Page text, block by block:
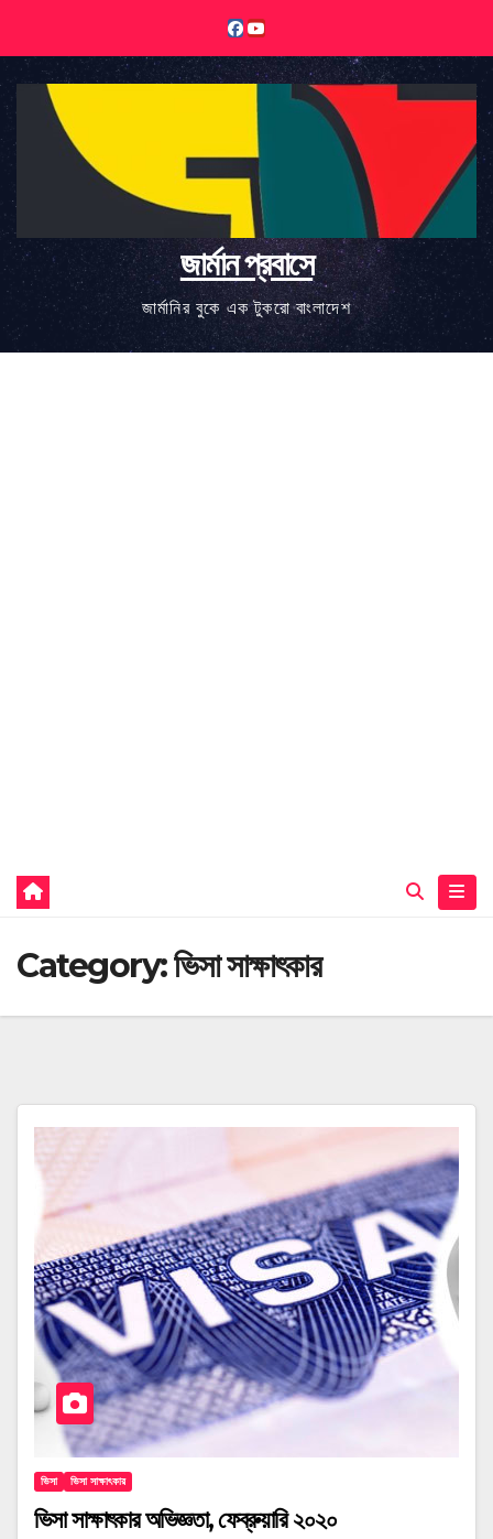
content
জার্মান প্রবাসে
জার্মানির বুকে এক টুকরো বাংলাদেশ
Category:ভিসা সাক্ষাৎকার
ভিসা ভিসা সাক্ষাৎকার
ভিসা সাক্ষাৎকার অভিজ্ঞতা, ফেব্রুয়ারি ২০২০